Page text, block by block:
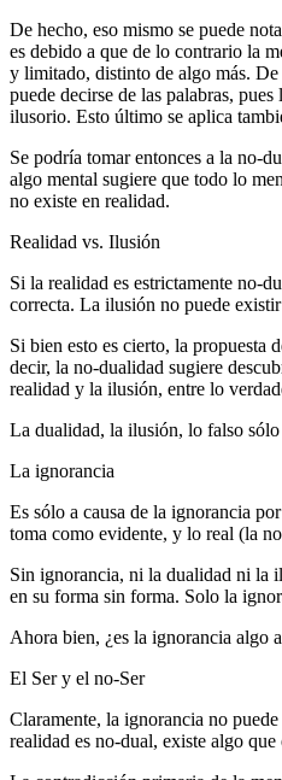
De hecho, eso mismo se puede
es debido a que de lo contrario la
y limitado, distinto de algo más. De
puede decirse de las palabras,
ilusorio. Esto último se aplica
Se podría tomar entonces a la no-
algo mental sugiere que todo lo
no existe en realidad.
Realidad vs. Ilusión
Si la realidad es estrictamente no-
correcta. La ilusión no puede
Si bien esto es cierto, la propuesta
decir, la no-dualidad sugiere
realidad y la ilusión, entre lo
La dualidad, la ilusión, lo falso sólo
La ignorancia
Es sólo a causa de la ignorancia
toma como evidente, y lo real (la
Sin ignorancia, ni la dualidad ni la
en su forma sin forma. Solo la
Ahora bien, ¿es la ignorancia algo
El Ser y el no-Ser
Claramente, la ignorancia no
realidad es no-dual, existe algo